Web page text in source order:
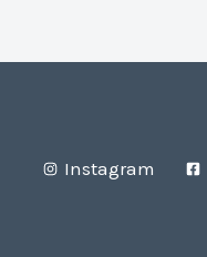
Instagram